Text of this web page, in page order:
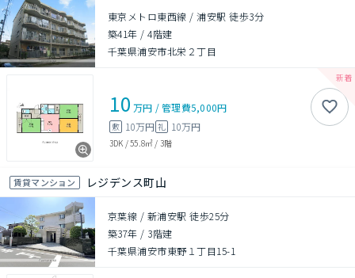
東京メトロ東西線 / 浦安駅 徒歩3分
築41年 /4階建
千葉県浦安市北栄２丁目
10 万円 /管理費5,000円
敷 10万円 礼 10万円
3DK /55.8㎡ / 3階
賃貸マンション レジデンス町山
京葉線 / 新浦安駅 徒歩25分
築37年 / 3階建
千葉県浦安市東野１丁目15-1